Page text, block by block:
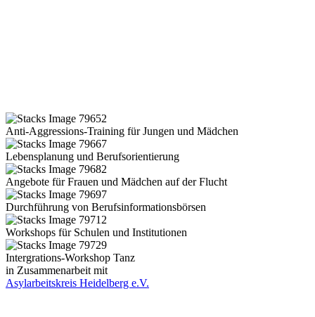
Anti-Aggressions-Training für Jungen und Mädchen
Lebensplanung und Berufsorientierung
Angebote für Frauen und Mädchen auf der Flucht
Durchführung von Berufsinformationsbörsen
Workshops für Schulen und Institutionen
Intergrations-Workshop Tanz
in Zusammenarbeit mit
Asylarbeitskreis Heidelberg e.V.